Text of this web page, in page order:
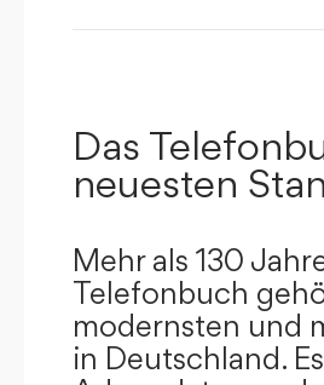
Das
neuesten
Mehr als 130
Telefonbuch
modernsten und
in Deutschland.